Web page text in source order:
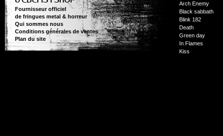
Fournisseur officiel
de fringues metal & horreur
Qui sommes nous
Conditions générales de ventes
Plan du site
Arch Enemy
Black sabbath
Blink 182
Death
Green day
In Flames
Kiss